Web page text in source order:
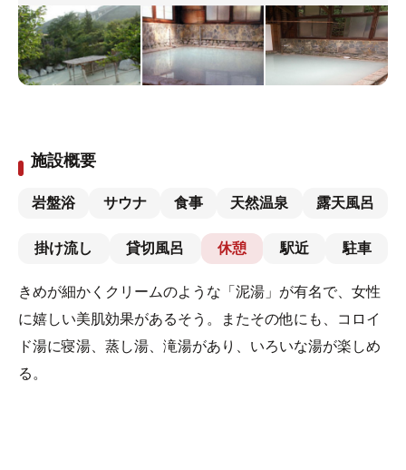
施設概要
岩盤浴 サウナ 食事 天然温泉 露天風呂
掛け流し 貸切風呂 休憩 駅近 駐車
きめが細かくクリームのような「泥湯」が有名で、女性
に嬉しい美肌効果があるそう。またその他にも、コロイ
ド湯に寝湯、蒸し湯、滝湯があり、いろいな湯が楽しめ
る。